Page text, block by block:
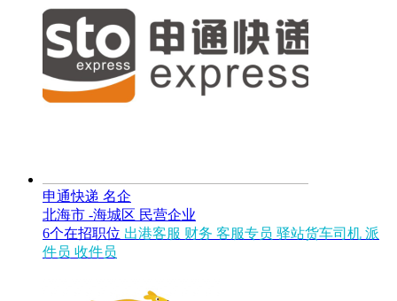
申通快递 名企
北海市 -海城区 民营企业
6个在招职位 出港客服 财务 客服专员 驿站货车司机 派
件员 收件员